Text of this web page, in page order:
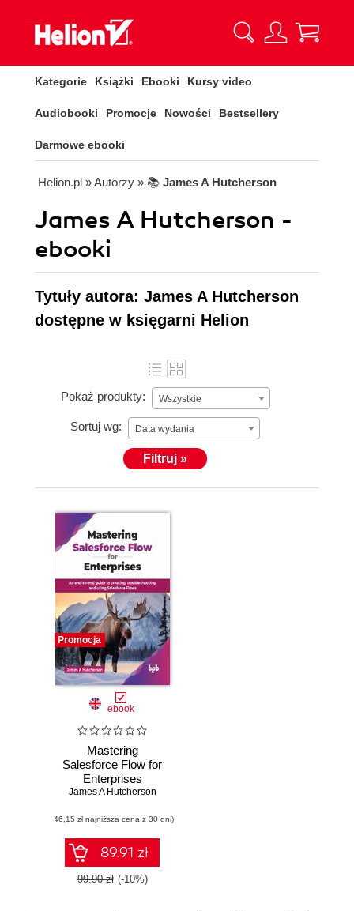
Kategorie Książki Ebooki Kursy video
Audiobooki Promocje Nowości Bestsellery
Darmowe ebooki
Helion.pl » Autorzy » 📚 James A Hutcherson
James A Hutcherson -
ebooki
Tytuły autora: James A Hutcherson
dostępne w księgarni Helion
Pokaż produkty: Wszystkie
Sortuj wg: Data wydania
Filtruj »
Promocja
ebook
Mastering
Salesforce Flow for
Enterprises
James A Hutcherson
(46,15 zł najniższa cena z 30 dni)
89.91 zł
99.90 zł (-10%)